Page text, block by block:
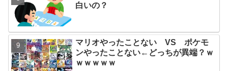
白いの？
マリオやったことない VS ポケモ
ンやったことない←どっちが異端？ｗ
ｗｗｗｗｗ